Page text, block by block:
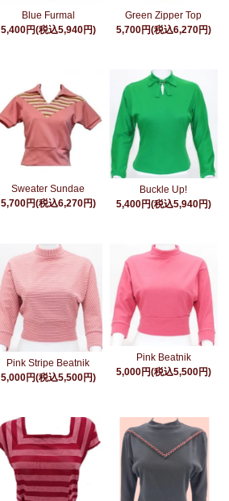
Blue Furmal
5,400円(税込5,940円)
Green Zipper Top
5,700円(税込6,270円)
Sweater Sundae
5,700円(税込6,270円)
Buckle Up!
5,400円(税込5,940円)
Pink Stripe Beatnik
5,000円(税込5,500円)
Pink Beatnik
5,000円(税込5,500円)